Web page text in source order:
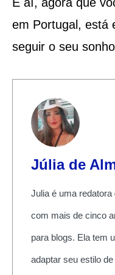
em Portugal, está
seguir o seu
Júlia de
Julia é uma
com mais de cinco
para blogs. Ela tem
adaptar seu estilo